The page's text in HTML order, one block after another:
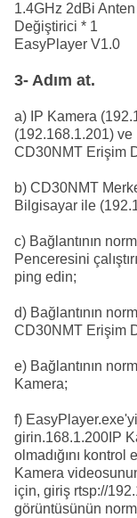
1.4GHz 2dBi
Değiştirici * 1
EasyPlayer V1.0
3- Adım at.
a) IP Kamera
(192.168.1.201)
CD30NMT Erişim
b) CD30NMT
Bilgisayar ile
c) Bağlantının
Penceresini
ping edin;
d) Bağlantının
CD30NMT Erişim
e) Bağlantının
Kamera;
f) EasyPlayer.exe'yi
girin.168.1.200IP
olmadığını
Kamera
için, giriş rtsp://
görüntüsünün